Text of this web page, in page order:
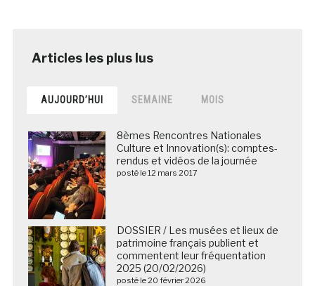
AUJOURD’HUI SEMAINE MOIS
8èmes Rencontres Nationales
Culture et Innovation(s): comptes-
rendus et vidéos de la journée
posté le 12 mars 2017
DOSSIER / Les musées et lieux de
patrimoine français publient et
commentent leur fréquentation
2025 (20/02/2026)
posté le 20 février 2026